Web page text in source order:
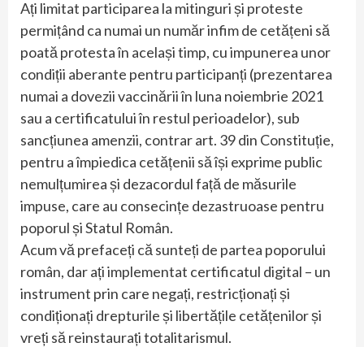
Ați limitat participarea la mitinguri și proteste
permițând ca numai un număr infim de cetățeni să
poată protesta în același timp, cu impunerea unor
condiții aberante pentru participanți (prezentarea
numai a dovezii vaccinării în luna noiembrie 2021
sau a certificatului în restul perioadelor), sub
sancțiunea amenzii, contrar art. 39 din Constituție,
pentru a împiedica cetățenii să își exprime public
nemulțumirea și dezacordul față de măsurile
impuse, care au consecințe dezastruoase pentru
poporul și Statul Român.
Acum vă prefaceți că sunteți de partea poporului
român, dar ați implementat certificatul digital – un
instrument prin care negați, restricționați și
condiționați drepturile și libertățile cetățenilor și
vreți să reinstaurați totalitarismul.